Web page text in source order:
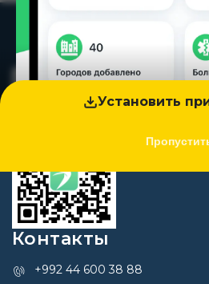
Установить
Контакты
+992 44 600 38 88